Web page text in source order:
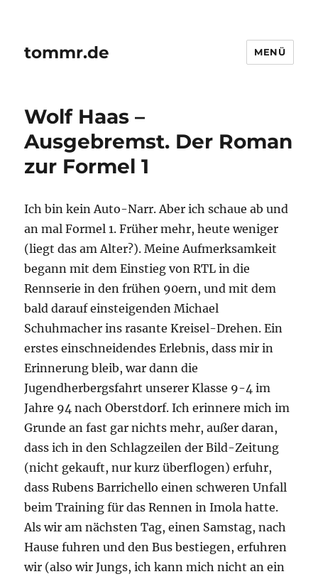
tommr.de MENÜ
Wolf Haas –
Ausgebremst. Der Roman
zur Formel 1
Ich bin kein Auto-Narr. Aber ich schaue ab und
an mal Formel 1. Früher mehr, heute weniger
(liegt das am Alter?). Meine Aufmerksamkeit
begann mit dem Einstieg von RTL in die
Rennserie in den frühen 90ern, und mit dem
bald darauf einsteigenden Michael
Schuhmacher ins rasante Kreisel-Drehen. Ein
erstes einschneidendes Erlebnis, dass mir in
Erinnerung bleib, war dann die
Jugendherbergsfahrt unserer Klasse 9-4 im
Jahre 94 nach Oberstdorf. Ich erinnere mich im
Grunde an fast gar nichts mehr, außer daran,
dass ich in den Schlagzeilen der Bild-Zeitung
(nicht gekauft, nur kurz überflogen) erfuhr,
dass Rubens Barrichello einen schweren Unfall
beim Training für das Rennen in Imola hatte.
Als wir am nächsten Tag, einen Samstag, nach
Hause fuhren und den Bus bestiegen, erfuhren
wir (also wir Jungs, ich kann mich nicht an ein